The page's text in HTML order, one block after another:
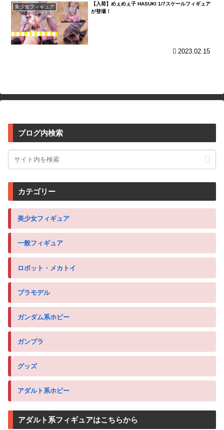
美少女フィギュア
【入荷】めぇめぇ子 HASUKI 1/7スケールフィギュア
が登場！
2023.02.15
ブログ内検索
カテゴリー
美少女フィギュア
一般フィギュア
ロボット・メカトイ
プラモデル
ガンダム系ホビー
ガンプラ
グッズ
アダルト系ホビー
アダルト系フィギュアはこちらから